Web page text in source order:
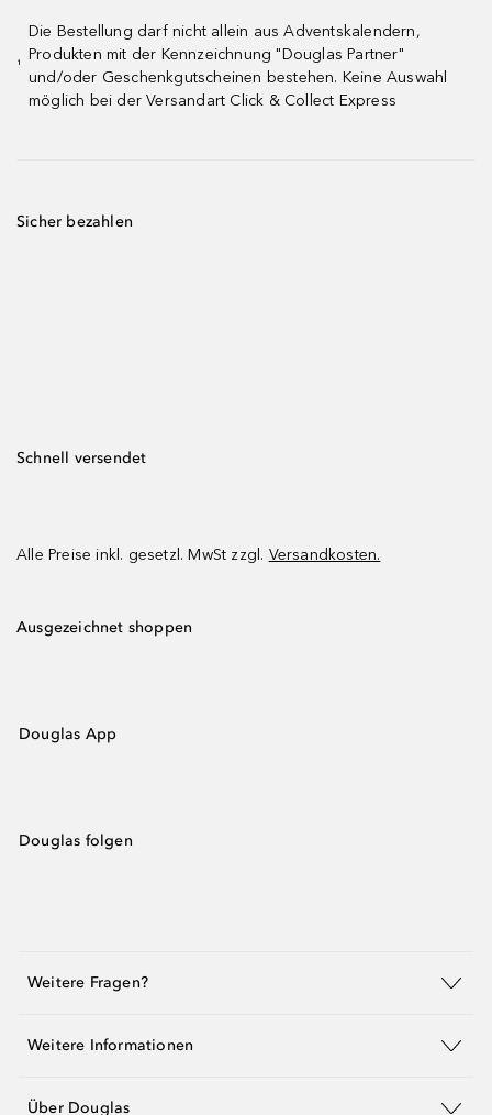
¹
Die Bestellung darf nicht allein aus Adventskalendern,
Produkten mit der Kennzeichnung "Douglas Partner"
und/oder Geschenkgutscheinen bestehen. Keine Auswahl
möglich bei der Versandart Click & Collect Express
Sicher bezahlen
Schnell versendet
Alle Preise inkl. gesetzl. MwSt zzgl. Versandkosten.
Ausgezeichnet shoppen
Douglas App
Douglas folgen
Weitere Fragen?
Weitere Informationen
Über Douglas